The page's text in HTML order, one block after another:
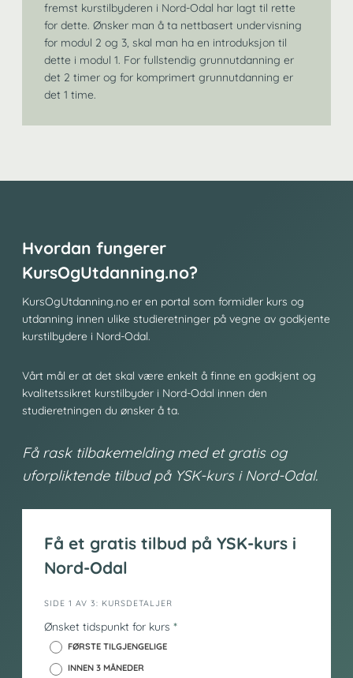
fremst kurstilbyderen i Nord-Odal har lagt til rette
for dette. Ønsker man å ta nettbasert undervisning
for modul 2 og 3, skal man ha en introduksjon til
dette i modul 1. For fullstendig grunnutdanning er
det 2 timer og for komprimert grunnutdanning er
det 1 time.
Hvordan fungerer
KursOgUtdanning.no?
KursOgUtdanning.no er en portal som formidler kurs og
utdanning innen ulike studieretninger på vegne av godkjente
kurstilbydere i Nord-Odal.
Vårt mål er at det skal være enkelt å finne en godkjent og
kvalitetssikret kurstilbyder i Nord-Odal innen den
studieretningen du ønsker å ta.
Få rask tilbakemelding med et gratis og
uforpliktende tilbud på YSK-kurs i Nord-Odal.
Få et gratis tilbud på YSK-kurs i
Nord-Odal
i
n
o
SIDE 1 AV 3: KURSDETALJER
Ønsket tidspunkt for kurs *
FØRSTE TILGJENGELIGE
INNEN 3 MÅNEDER